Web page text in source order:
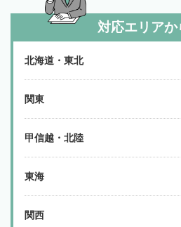
対応エリアか
北海道・東北
関東
甲信越・北陸
東海
関西